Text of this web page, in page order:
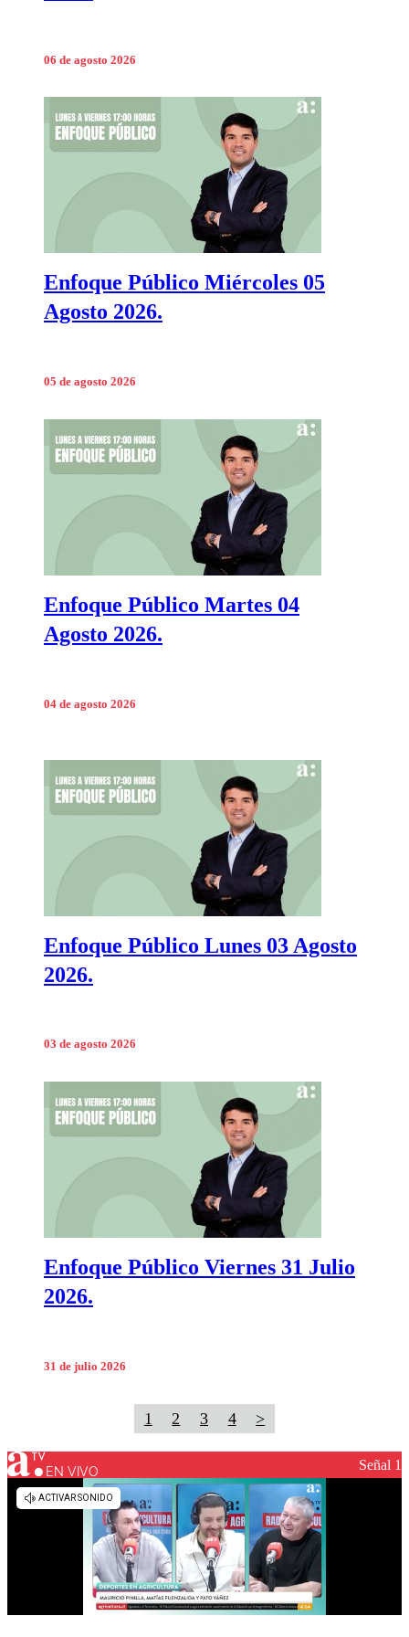
06 de agosto 2026
Enfoque Público Miércoles 05
Agosto 2026.
05 de agosto 2026
Enfoque Público Martes 04
Agosto 2026.
04 de agosto 2026
Enfoque Público Lunes 03 Agosto
2026.
03 de agosto 2026
Enfoque Público Viernes 31 Julio
2026.
31 de julio 2026
1 2 3 4 >
EN VIVO Señal 1